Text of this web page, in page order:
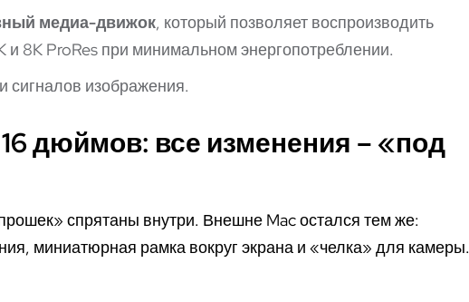
медиа-движок, который позволяет воспроизводить
и 8K ProRes при минимальном энергопотреблении.
сигналов изображения.
16 дюймов: все изменения – «под
спрятаны внутри. Внешне Mac остался тем же:
миниатюрная рамка вокруг экрана и «челка» для камеры.